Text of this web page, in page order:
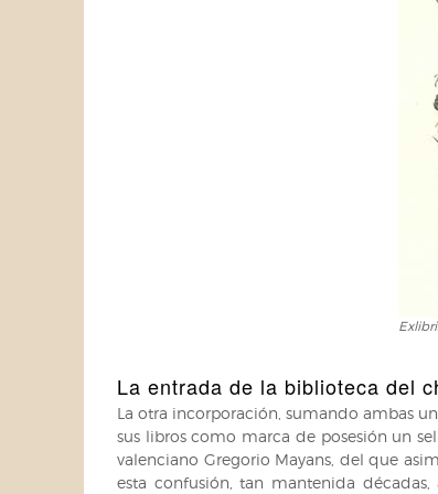
La entrada de la biblioteca del
La otra incorporación, sumando ambas
sus libros como marca de posesión un
valenciano Gregorio Mayans, del que
esta confusión, tan mantenida